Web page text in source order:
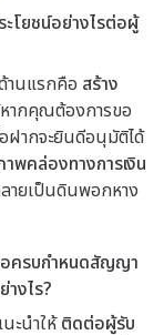
ะโยชน์อย่างไรต่อผู้
านแรกคือ สร้าง
หากคุณต้องการขอ
ฝากจะยินดีอนุมัติได้
พคล่องทางการเงิน
ายเป็นดินพอกหาง
อครบกำหนดสัญญา
งไร?
ะนำให้ติดต่อผู้รับ